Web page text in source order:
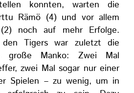
konnten, warten die
Rämö (4) und vor allem
noch auf mehr Erfolge.
Tigers war zuletzt die
große Manko: Zwei Mal
zwei Mal sogar nur einer
Spielen – zu wenig, um in